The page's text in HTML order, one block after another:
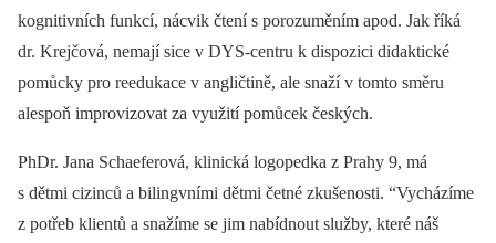
kognitivních funkcí, nácvik čtení s porozuměním apod. Jak říká
dr. Krejčová, nemají sice v DYS-centru k dispozici didaktické
pomůcky pro reedukace v angličtině, ale snaží v tomto směru
alespoň improvizovat za využití pomůcek českých.
PhDr. Jana Schaeferová, klinická logopedka z Prahy 9, má
s dětmi cizinců a bilingvními dětmi četné zkušenosti. “Vycházíme
z potřeb klientů a snažíme se jim nabídnout služby, které náš